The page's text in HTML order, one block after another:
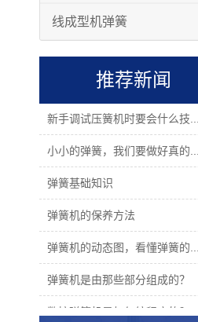
线成型机弹簧
推荐新闻
新手调试压簧机时要会什么技...
小小的弹簧，我们要做好真的...
弹簧基础知识
弹簧机的保养方法
弹簧机的动态图，看懂弹簧的...
弹簧机是由那些部分组成的？
数控弹簧机是如何编程序的？